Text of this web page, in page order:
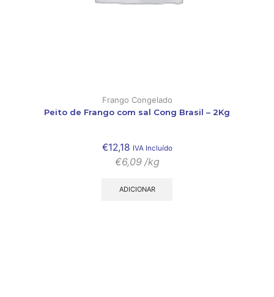
Frango Congelado
Peito de Frango com sal Cong Brasil – 2Kg
€12,18 IVA Incluído
€6,09 /kg
ADICIONAR